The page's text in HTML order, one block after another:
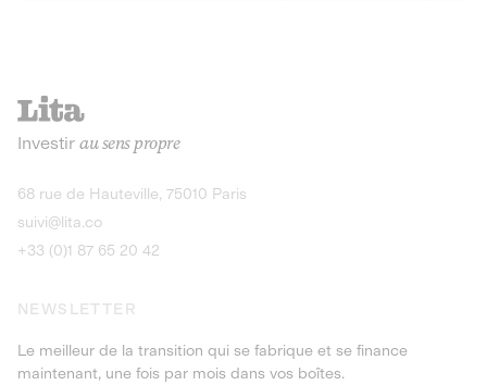
Actions
Gain potentiel
Découvrir l'opportunité
Investir au sens propre
68 rue de Hauteville, 75010 Paris
suivi@lita.co
+33 (0)1 87 65 20 42
NEWSLETTER
Le meilleur de la transition qui se fabrique et se finance
maintenant, une fois par mois dans vos boîtes.